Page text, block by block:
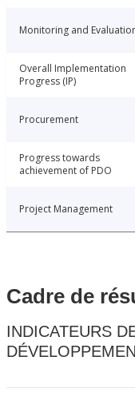
Monitoring and
Overall Implementation
Progress (IP)
Procurement
Progress towards
achievement of PDO
Project Management
Cadre de
INDICATEURS